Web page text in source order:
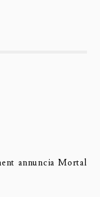
annuncia Mortal